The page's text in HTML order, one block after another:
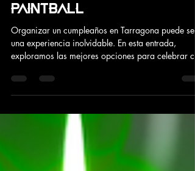
CELEBRA TU CUMPLEAÑOS
EN TARRAGONA EN RADIKAL
PAINTBALL
una experiencia inolvidable. En esta entrada,
exploramos las mejores opciones para celebrar c